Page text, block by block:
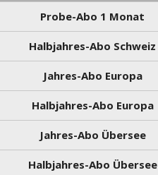
Probe-Abo 1 Monat
Halbjahres-Abo Schweiz
Jahres-Abo Europa
Halbjahres-Abo Europa
Jahres-Abo Übersee
Halbjahres-Abo Übersee